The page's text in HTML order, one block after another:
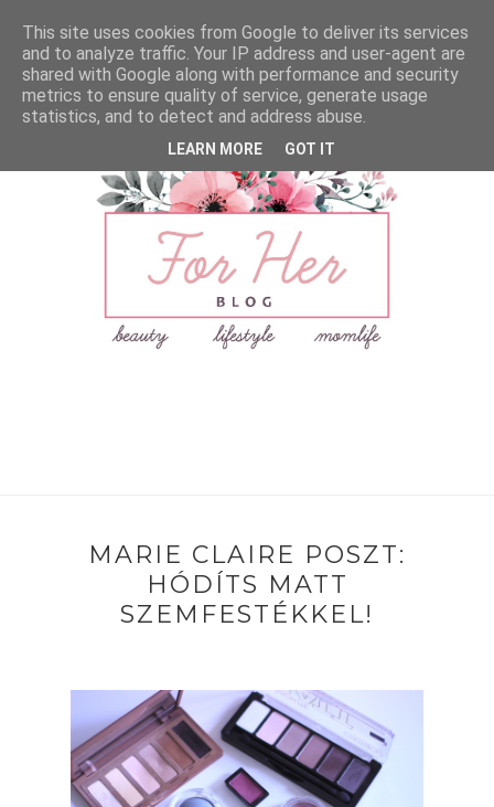
MARIE CLAIRE POSZT:
HÓDÍTS MATT
SZEMFESTÉKKEL!
This site uses cookies from Google to deliver its services
and to analyze traffic. Your IP address and user-agent are
shared with Google along with performance and security
metrics to ensure quality of service, generate usage
statistics, and to detect and address abuse.
LEARN MORE GOT IT